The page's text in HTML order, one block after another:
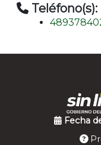
Teléfono(s):
Fecha